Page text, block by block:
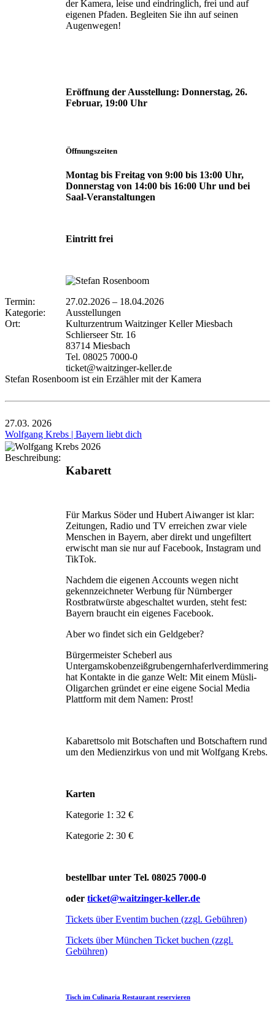
der Kamera, leise und eindringlich, frei und auf
eigenen Pfaden. Begleiten Sie ihn auf seinen
Augenwegen!
Eröffnung der Ausstellung: Donnerstag, 26.
Februar, 19:00 Uhr
Öffnungszeiten
Montag bis Freitag von 9:00 bis 13:00 Uhr,
Donnerstag von 14:00 bis 16:00 Uhr und bei
Saal-Veranstaltungen
Eintritt frei
Termin: 27.02.2026 – 18.04.2026
Kategorie:
Ausstellungen
Ort:
Kulturzentrum Waitzinger Keller Miesbach
Schlierseer Str. 16
83714 Miesbach
Tel. 08025 7000-0
ticket@waitzinger-keller.de
Stefan Rosenboom ist ein Erzähler mit der Kamera
27.03. 2026
Wolfgang Krebs | Bayern liebt dich
Beschreibung:
Kabarett
Für Markus Söder und Hubert Aiwanger ist klar:
Zeitungen, Radio und TV erreichen zwar viele
Menschen in Bayern, aber direkt und ungefiltert
erwischt man sie nur auf Facebook, Instagram und
TikTok.
Nachdem die eigenen Accounts wegen nicht
gekenn­zeichneter Werbung für Nürnberger
Rostbratwürste abgeschaltet wurden, steht fest:
Bayern braucht ein eigenes Facebook.
Aber wo findet sich ein Geldgeber?
Bürgermeister Scheberl aus
Untergamskobenzeißgrubengernhaferlverdimmering
hat Kontakte in die ganze Welt: Mit einem Müsli-
Oligarchen gründet er eine eigene Social Media
Plattform mit dem Namen: Prost!
Kabarettsolo mit Botschaften und Botschaftern rund
um den Medienzirkus von und mit Wolfgang Krebs.
Karten
Kategorie 1: 32 €
Kategorie 2: 30 €
bestellbar unter Tel. 08025 7000-0
oder ticket@waitzinger-keller.de
Tickets über Eventim buchen (zzgl. Gebühren)
Tickets über München Ticket buchen (zzgl.
Gebühren)
Tisch im Culinaria Restaurant reservieren